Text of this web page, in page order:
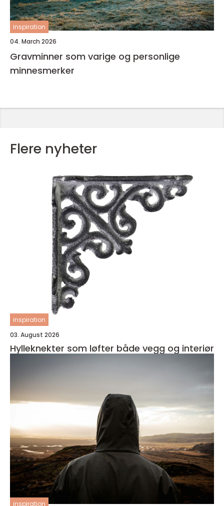
inspiration
04. March 2026
Gravminner som varige og personlige
minnesmerker
Flere nyheter
inspiration
03. August 2026
Hylleknekter som løfter både vegg og interiør
inspiration